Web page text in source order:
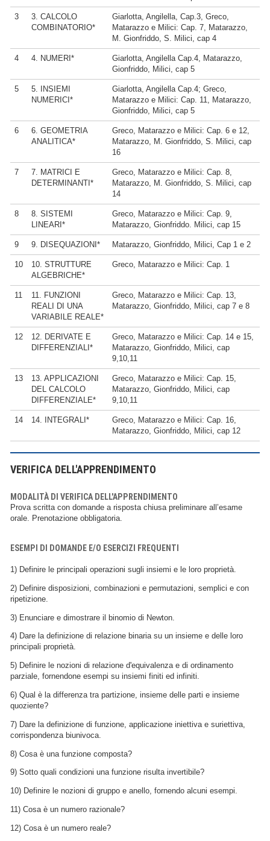
3
3. CALCOLO
COMBINATORIO*
Giarlotta, Angilella, Cap.3, Greco,
Matarazzo e Milici: Cap. 7, Matarazzo,
M. Gionfriddo, S. Milici, cap 4
4 4. NUMERI*
Giarlotta, Angilella Cap.4, Matarazzo,
Gionfriddo, Milici, cap 5
5
5. INSIEMI
NUMERICI*
Giarlotta, Angilella Cap.4; Greco,
Matarazzo e Milici: Cap. 11, Matarazzo,
Gionfriddo, Milici, cap 5
6
6. GEOMETRIA
ANALITICA*
Greco, Matarazzo e Milici: Cap. 6 e 12,
Matarazzo, M. Gionfriddo, S. Milici, cap
16
7
7. MATRICI E
DETERMINANTI*
Greco, Matarazzo e Milici: Cap. 8,
Matarazzo, M. Gionfriddo, S. Milici, cap
14
8
8. SISTEMI
LINEARI*
Greco, Matarazzo e Milici: Cap. 9,
Matarazzo, Gionfriddo. Milici, cap 15
9 9. DISEQUAZIONI* Matarazzo, Gionfriddo, Milici, Cap 1 e 2
10
10. STRUTTURE
ALGEBRICHE*
Greco, Matarazzo e Milici: Cap. 1
11
11. FUNZIONI
REALI DI UNA
VARIABILE REALE*
Greco, Matarazzo e Milici: Cap. 13,
Matarazzo, Gionfriddo, Milici, cap 7 e 8
12
12. DERIVATE E
DIFFERENZIALI*
Greco, Matarazzo e Milici: Cap. 14 e 15,
Matarazzo, Gionfriddo, Milici, cap
9,10,11
13
13. APPLICAZIONI
DEL CALCOLO
DIFFERENZIALE*
Greco, Matarazzo e Milici: Cap. 15,
Matarazzo, Gionfriddo, Milici, cap
9,10,11
14 14. INTEGRALI*
Greco, Matarazzo e Milici: Cap. 16,
Matarazzo, Gionfriddo, Milici, cap 12
VERIFICA DELL'APPRENDIMENTO
MODALITÀ DI VERIFICA DELL'APPRENDIMENTO
Prova scritta con domande a risposta chiusa preliminare all’esame
orale. Prenotazione obbligatoria.
ESEMPI DI DOMANDE E/O ESERCIZI FREQUENTI
1) Definire le principali operazioni sugli insiemi e le loro proprietà.
2) Definire disposizioni, combinazioni e permutazioni, semplici e con
ripetizione.
3) Enunciare e dimostrare il binomio di Newton.
4) Dare la definizione di relazione binaria su un insieme e delle loro
principali proprietà.
5) Definire le nozioni di relazione d'equivalenza e di ordinamento
parziale, fornendone esempi su insiemi finiti ed infiniti.
6) Qual è la differenza tra partizione, insieme delle parti e insieme
quoziente?
7) Dare la definizione di funzione, applicazione iniettiva e suriettiva,
corrispondenza biunivoca.
8) Cosa è una funzione composta?
9) Sotto quali condizioni una funzione risulta invertibile?
10) Definire le nozioni di gruppo e anello, fornendo alcuni esempi.
11) Cosa è un numero razionale?
12) Cosa è un numero reale?